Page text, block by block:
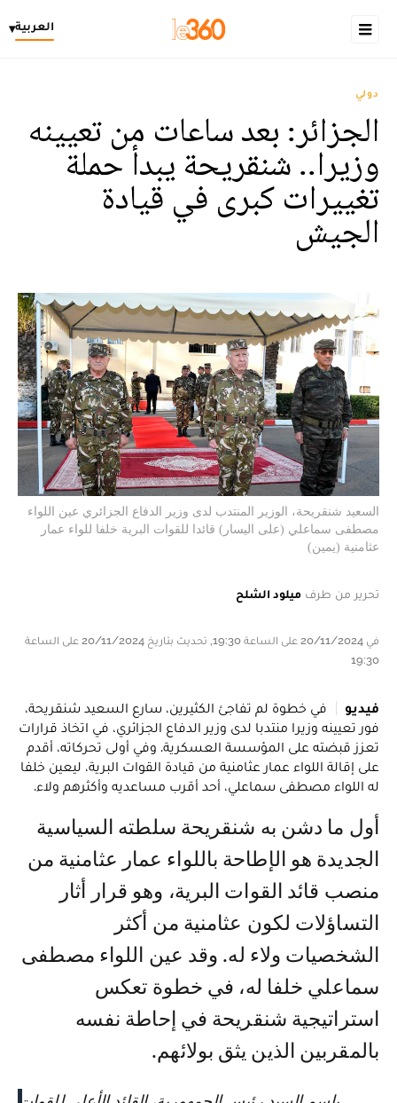
العربية▾
دولي
الجزائر: بعد ساعات من تعيينه
وزيرا.. شنقريحة يبدأ حملة
تغييرات كبرى في قيادة
الجيش
السعيد شنقريحة، الوزير المنتدب لدى وزير الدفاع الجزائري عين اللواء
مصطفى سماعلي (على اليسار) قائدا للقوات البرية خلفا للواء عمار
عثامنية (يمين)
تحرير من طرف ميلود الشلح
في 20/11/2024 على الساعة 19:30, تحديث بتاريخ 20/11/2024 على الساعة
19:30
فيديو
في خطوة لم تفاجئ الكثيرين، سارع السعيد شنقريحة،
فور تعيينه وزيرا منتدبا لدى وزير الدفاع الجزائري، في اتخاذ قرارات
تعزز قبضته على المؤسسة العسكرية. وفي أولى تحركاته، أقدم
على إقالة اللواء عمار عثامنية من قيادة القوات البرية، ليعين خلفا
له اللواء مصطفى سماعلي، أحد أقرب مساعديه وأكثرهم ولاء.
أول ما دشن به شنقريحة سلطته السياسية
الجديدة هو الإطاحة باللواء عمار عثامنية من
منصب قائد القوات البرية، وهو قرار أثار
التساؤلات لكون عثامنية من أكثر
الشخصيات ولاء له. وقد عين اللواء مصطفى
سماعلي خلفا له، في خطوة تعكس
استراتيجية شنقريحة في إحاطة نفسه
بالمقربين الذين يثق بولائهم.